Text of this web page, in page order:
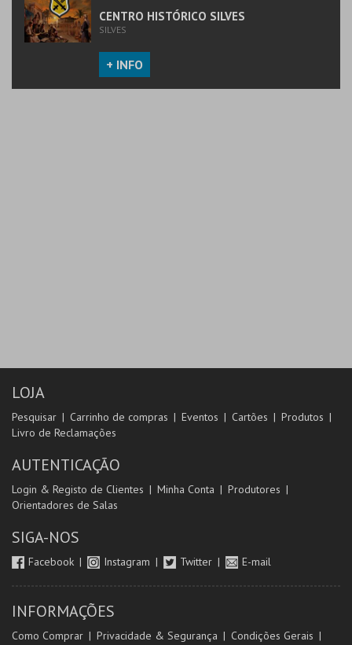
CENTRO HISTÓRICO SILVES
SILVES
+ INFO
LOJA
Pesquisar Carrinho de compras Eventos Cartões
Produtos
Livro de Reclamações
AUTENTICAÇÃO
Login & Registo de Clientes Minha Conta
Produtores
Orientadores de Salas
SIGA-NOS
Facebook Instagram Twitter E-mail
INFORMAÇÕES
Como Comprar Privacidade & Segurança
Condições Gerais